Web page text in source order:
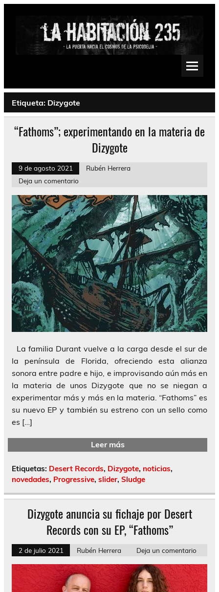
Saltar
Psychedelic, Stoner, Doom, Sludge, Fuzz, Space, Drone
Etiqueta: Dizygote
“Fathoms”; experimentando en la materia de
Dizygote
9 de agosto 2021
Rubén Herrera
Deja un comentario
La familia Durant vuelve a la carga desde el sur de
la península de Florida, ofreciendo esta alianza
sonora entre padre e hijo, e improvisando aún más en
la materia de unos Dizygote que no se niegan a
experimentar más y más en la materia. “Fathoms” es
su nuevo EP y también su estreno con un sello como
es […]
Leer más
Etiquetas: Desert Records, Dizygote, noticias,
novedades, Progressive, slider, Sludge
Dizygote anuncia su fichaje por Desert
Records con su EP, “Fathoms”
2 de julio 2021 Rubén Herrera Deja un comentario